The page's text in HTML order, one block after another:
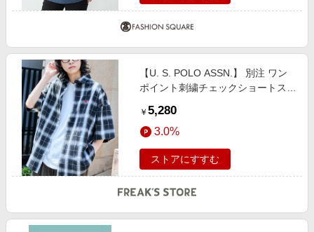
【U. S. POLO ASSN.】 別注 ワン
ポイント刺繍チェックショートスリ
￥ 5,280
3.0%
ストアにすすむ